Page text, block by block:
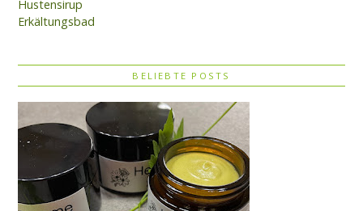
Hustensirup
Erkältungsbad
BELIEBTE POSTS